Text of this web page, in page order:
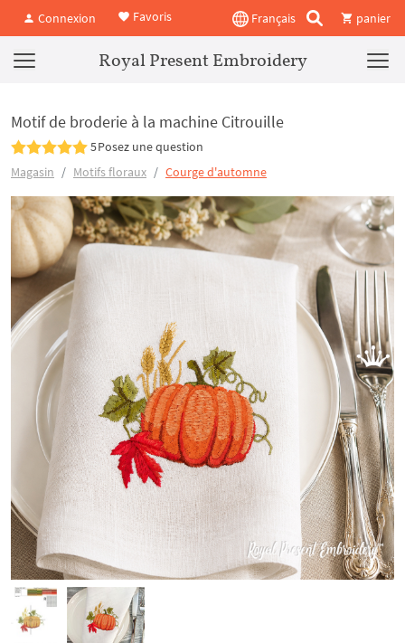
Connexion Favoris Français panier
Royal Present Embroidery
Motif de broderie à la machine Citrouille
5Posez une question
Magasin
Motifs floraux Courge d'automne